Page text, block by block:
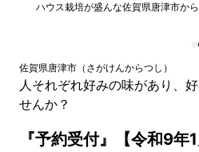
ハウス栽培が盛んな佐賀県唐津市か
佐賀県唐津市 （ さがけんからつし ）
人それぞれ好みの味があり、
せんか？
『予約受付』【令和9年